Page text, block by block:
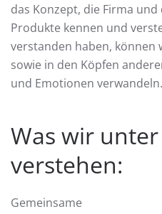
das Konzept, die Firma
Produkte kennen und
verstanden haben, können
sowie in den Köpfen
und Emotionen verwandeln.
Was wir
verstehen:
Gemeinsame